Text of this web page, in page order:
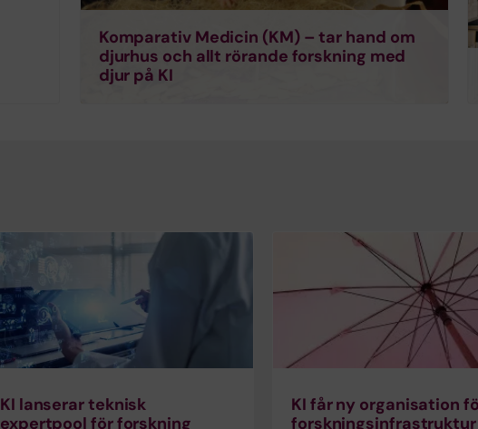
Komparativ Medicin (KM) – tar hand om
djurhus och allt rörande forskning med
djur på KI
KI lanserar teknisk
expertpool för forskning
KI får ny organisation
forskningsinfrastruktur